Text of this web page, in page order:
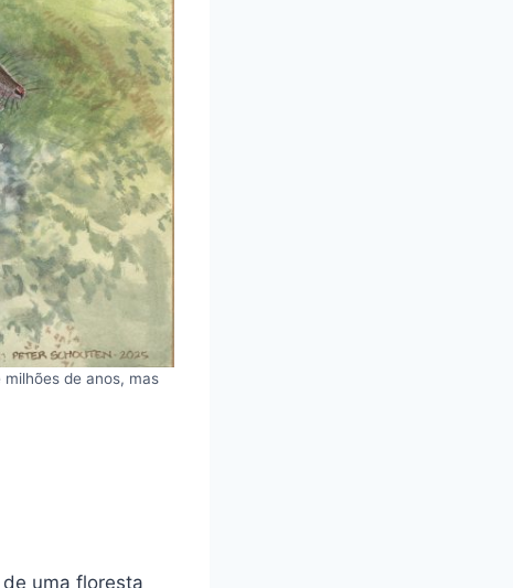
de anos, mas
uma floresta